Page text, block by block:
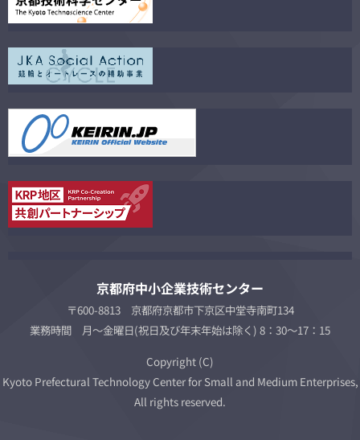
京都府中小企業技術センター
〒600-8813 京都府京都市下京区中堂寺南町134
業務時間 月～金曜日(祝日及び年末年始は除く) 8：30～17：15
Copyright (C)
Kyoto Prefectural Technology Center for Small and Medium Enterprises,
All rights reserved.